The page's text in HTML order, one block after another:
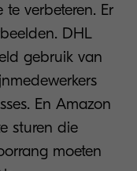
verbeteren. Er
DHL
gebruik van
En Amazon
sturen die
moeten